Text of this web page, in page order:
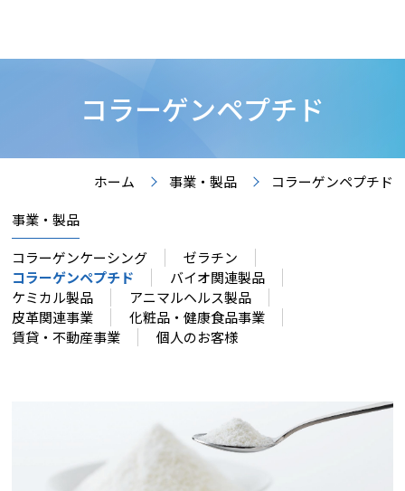
コラーゲンペプチド
ホーム 事業・製品
コラーゲンペプチド
事業・製品
コラーゲンケーシング
ゼラチン
コラーゲンペプチド
バイオ関連製品
ケミカル製品
アニマルヘルス製品
皮革関連事業
化粧品・健康食品事業
賃貸・不動産事業
個人のお客様